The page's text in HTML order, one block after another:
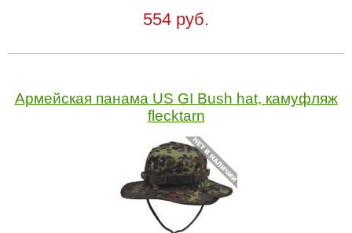
554 руб.
Армейская панама US GI Bush hat, камуфляж
flecktarn